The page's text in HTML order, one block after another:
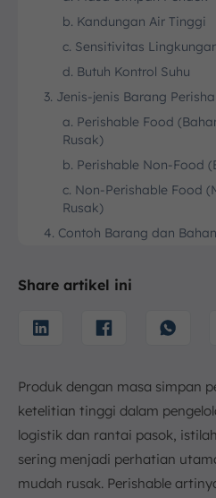
b. Kandungan Air Tinggi
c. Sensitivitas
d. Butuh Kontrol Suhu
3. Jenis-jenis Barang
a. Perishable Food
Rusak)
b. Perishable Non-Food
c. Non-Perishable Food
Rusak)
4. Contoh Barang dan
b. Hasil Pertanian
d. Produk Farmasi dan
a. Manajemen Cold Chain
b. Pengaturan
c. Strategi Rotasi Stok
d. Pemisahan Produk
Share artikel ini
Produk dengan masa simpan
ketelitian tinggi dalam
logistik dan rantai pasok, istilah
sering menjadi perhatian
mudah rusak. Perishable